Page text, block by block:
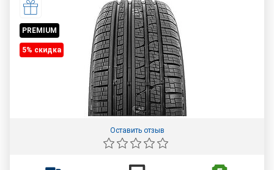
PREMIUM
5% cкидка
Оставить отзыв